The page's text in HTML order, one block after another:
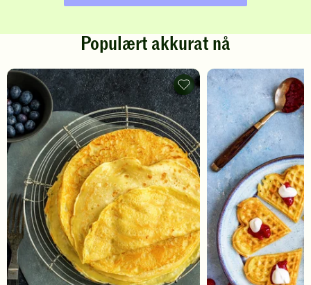
Populært akkurat nå
Pannekaker
-
legg
til
favoritter